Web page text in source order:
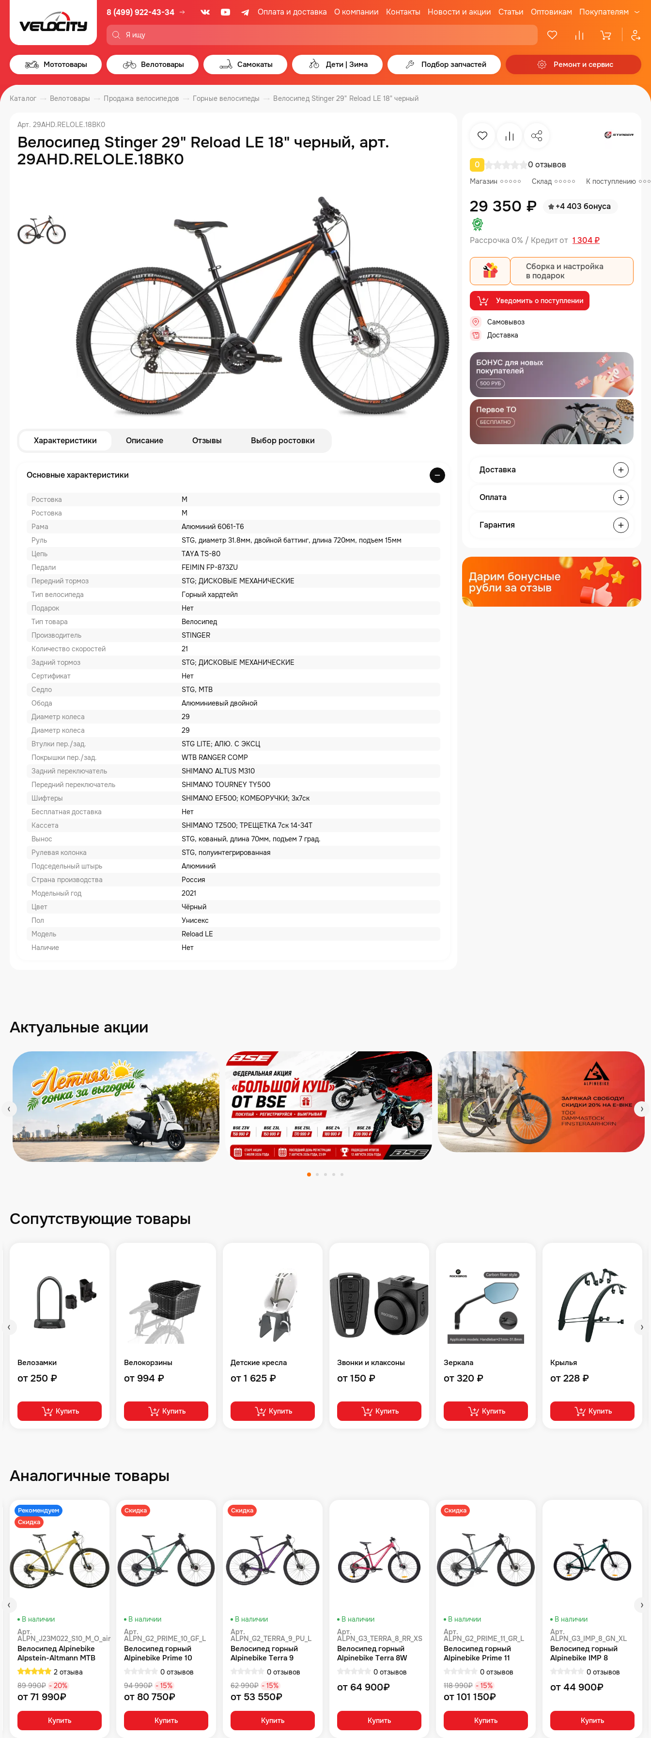
8 (499) 922-43-34 Оплата и доставка О компании Контакты Новости и акции Статьи Оптовикам Покупателям
Мототовары Велотовары Самокаты Дети | Зима Подбор запчастей Ремонт и сервис
Каталог Велотовары Продажа велосипедов Горные велосипеды Велосипед Stinger 29" Reload LE 18" черный
Арт. 29AHD.RELOLE.18BK0
Велосипед Stinger 29" Reload LE 18" черный, арт.
29AHD.RELOLE.18BK0
ИзбранноеСравнениеПоделиться
0 0 отзывов
Магазин Склад К поступлению
29 350 ₽ +4 403 бонуса
Рассрочка 0% / Кредит от 1 304 ₽
Сборка и настройка
в подарок
Уведомить о поступлении
Самовывоз
Доставка
Доставка
Оплата
Гарантия
Характеристики Описание Отзывы Выбор ростовки
Основные характеристики
Ростовка
M
Ростовка
M
Рама
Алюминий 6061-T6
Руль
STG, диаметр 31.8мм, двойной баттинг, длина 720мм, подъем 15мм
Цепь
TAYA TS-80
Педали
FEIMIN FP-873ZU
Передний тормоз
STG; ДИСКОВЫЕ МЕХАНИЧЕСКИЕ
Тип велосипеда
Горный хардтейл
Подарок
Нет
Тип товара
Велосипед
Производитель
STINGER
Количество скоростей
21
Задний тормоз
STG; ДИСКОВЫЕ МЕХАНИЧЕСКИЕ
Сертификат
Нет
Седло
STG, MTB
Обода
Алюминиевый двойной
Диаметр колеса
29
Диаметр колеса
29
Втулки пер./зад.
STG LITE; АЛЮ. С ЭКСЦ
Покрышки пер./зад.
WTB RANGER COMP
Задний переключатель
SHIMANO ALTUS M310
Передний переключатель
SHIMANO TOURNEY TY500
Шифтеры
SHIMANO EF500; КОМБОРУЧКИ; 3x7ск
Бесплатная доставка
Нет
Кассета
SHIMANO TZ500; ТРЕЩЕТКА 7ск 14-34T
Вынос
STG, кованый, длина 70мм, подъем 7 град.
Рулевая колонка
STG, полуинтегрированная
Подседельный штырь
Алюминий
Страна производства
Россия
Модельный год
2021
Цвет
Чёрный
Пол
Унисекс
Модель
Reload LE
Наличие
Нет
Актуальные акции
Сопутствующие товары
Велозамки
от 250 ₽
Купить
Велокорзины
от 994 ₽
Купить
Детские кресла
от 1 625 ₽
Купить
Звонки и клаксоны
от 150 ₽
Купить
Зеркала
от 320 ₽
Купить
Крылья
от 228 ₽
Купить
Аналогичные товары
Рекомендуем
Скидка
В наличии
Арт.
ALPN_J23M022_S10_M_O_air
Велосипед Alpinebike
Alpstein-Altmann MTB
10 air цвет оливковый
2 отзыва
89 990₽ - 20%
от 71 990₽
Купить
Скидка
В наличии
Арт.
ALPN_G2_PRIME_10_GF_L
Велосипед горный
Alpinebike Prime 10
туманный зеленый
0 отзывов
94 990₽ - 15%
от 80 750₽
Купить
Скидка
В наличии
Арт.
ALPN_G2_TERRA_9_PU_L
Велосипед горный
Alpinebike Terra 9
фиолетовый космос
0 отзывов
62 990₽ - 15%
от 53 550₽
Купить
В наличии
Арт.
ALPN_G3_TERRA_8_RR_XS
Велосипед горный
Alpinebike Terra 8W
0 отзывов
от 64 900₽
Купить
Скидка
В наличии
Арт.
ALPN_G2_PRIME_11_GR_L
Велосипед горный
Alpinebike Prime 11
громовой серый0 отзывов
118 990₽ - 15%
от 101 150₽
Купить
В наличии
Арт.
ALPN_G3_IMP_8_GN_XL
Велосипед горный
Alpinebike IMP 8
0 отзывов
от 44 900₽
Купить